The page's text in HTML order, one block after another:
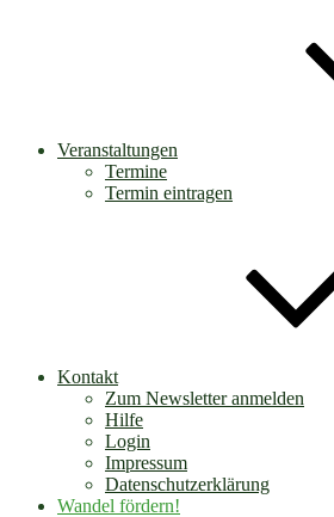
Veranstaltungen
Termine
Termin eintragen
Kontakt
Zum Newsletter anmelden
Hilfe
Login
Impressum
Datenschutzerklärung
Wandel fördern!